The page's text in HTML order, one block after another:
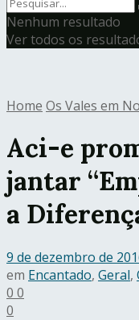
Nenhum resultado
Ver todos os
Home Os Vales em
Aci-e
jantar
a
9 de dezembro de
em Encantado, Geral,
0 0
0